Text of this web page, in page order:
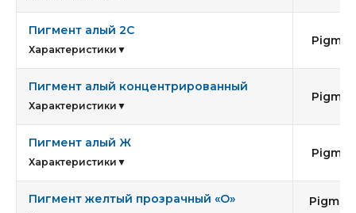
Пигмент алый 2С
Характеристики ▼
Пигмент алый концентрированный
Характеристики ▼
Пигмент алый Ж
Характеристики ▼
Пигмент желтый прозрачный «О»